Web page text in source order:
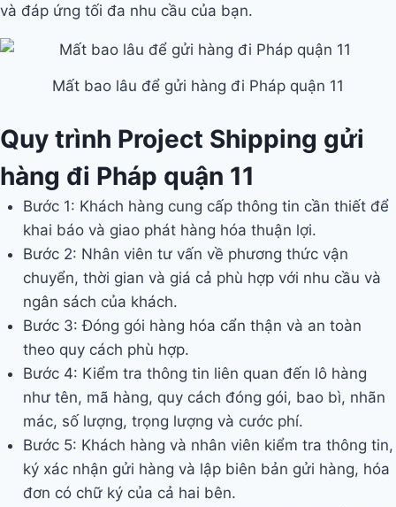
và đáp ứng tối đa nhu cầu của bạn.
Mất bao lâu để gửi hàng đi Pháp quận 11
Quy trình Project Shipping gửi
hàng đi Pháp quận 11
Bước 1: Khách hàng cung cấp thông tin cần thiết để
khai báo và giao phát hàng hóa thuận lợi.
Bước 2: Nhân viên tư vấn về phương thức vận
chuyển, thời gian và giá cả phù hợp với nhu cầu và
ngân sách của khách.
Bước 3: Đóng gói hàng hóa cẩn thận và an toàn
theo quy cách phù hợp.
Bước 4: Kiểm tra thông tin liên quan đến lô hàng
như tên, mã hàng, quy cách đóng gói, bao bì, nhãn
mác, số lượng, trọng lượng và cước phí.
Bước 5: Khách hàng và nhân viên kiểm tra thông tin,
ký xác nhận gửi hàng và lập biên bản gửi hàng, hóa
đơn có chữ ký của cả hai bên.